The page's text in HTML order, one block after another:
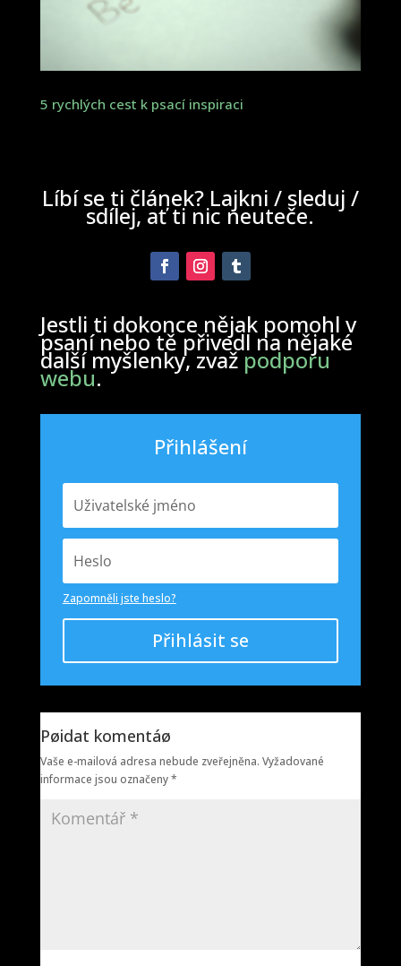
5 rychlých cest k psací inspiraci
Líbí se ti článek? Lajkni / sleduj /
sdílej, ať ti nic neuteče.
Jestli ti dokonce nějak pomohl v
psaní nebo tě přivedl na nějaké
další myšlenky, zvažpodporu
webu.
Přihlášení
Zapomněli jste heslo?
Přihlásit se
Pøidat komentáø
Vaše e-mailová adresa nebude zveřejněna. Vyžadované
informace jsou označeny*